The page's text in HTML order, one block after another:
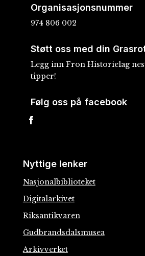
Organisasjonsnummer
974 806 002
Støtt oss med din
Legg inn Fron Historielag
tipper!
Følg oss på facebook
Nyttige lenker
Nasjonalbiblioteket
Digitalarkivet
Riksantikvaren
Gudbrandsdalsmusea
Arkivverket